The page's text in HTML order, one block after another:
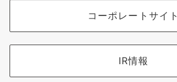
コーポレートサイト
IR情報